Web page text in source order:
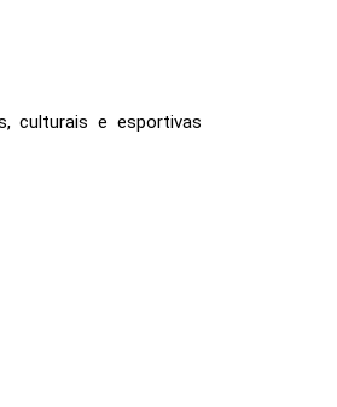
culturais e esportivas